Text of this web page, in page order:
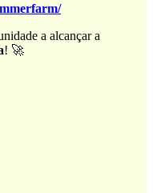
a alcançar a
! 🚀